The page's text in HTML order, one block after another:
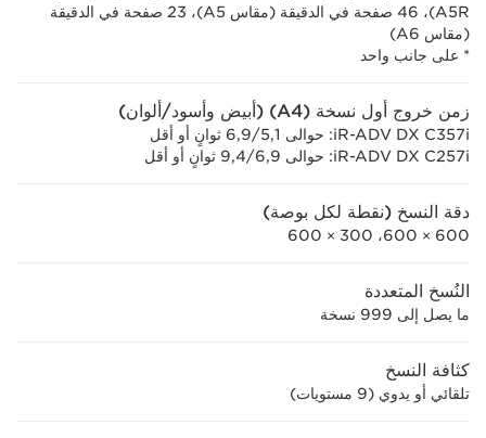
A5R)‏، 46 صفحة في الدقيقة (مقاس A5)‏، 23 صفحة في الدقيقة
(مقاس A6)
* على جانب واحد
زمن خروج أول نسخة (A4) (أبيض وأسود/ألوان)
iR-ADV DX C357i: حوالى 5,1‏/6,9 ثوانٍ أو أقل
iR-ADV DX C257i: حوالى 6,9‏/9,4 ثوانٍ أو أقل
دقة النسخ (نقطة لكل بوصة)
600 × 600، 300 ×‏ 600
النُسخ المتعددة
ما يصل إلى 999 نسخة
كثافة النسخ
تلقائي أو يدوي (9 مستويات)